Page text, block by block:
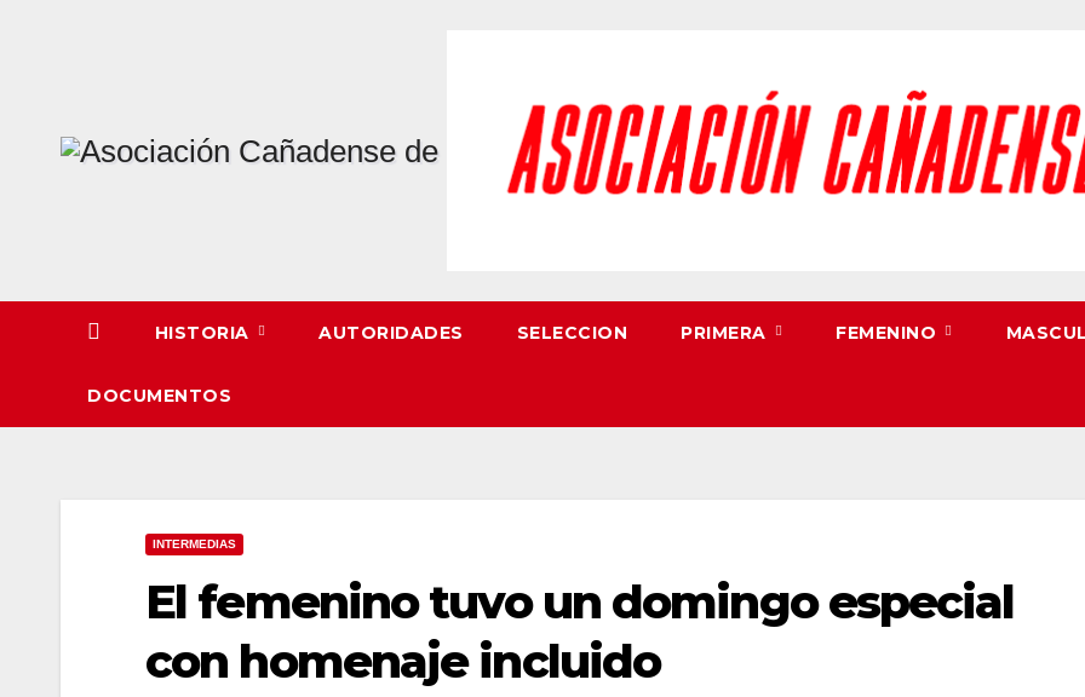
HISTORIA AUTORIDADES SELECCION PRIMERA FEMENINO
DOCUMENTOS
INTERMEDIAS
El femenino tuvo un domingo especial
con homenaje incluido